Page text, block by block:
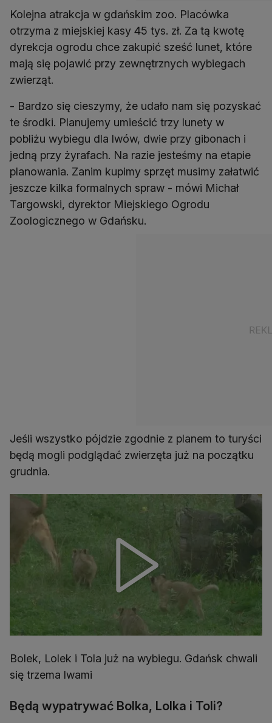
Kolejna atrakcja w gdańskim zoo. Placówka
otrzyma z miejskiej kasy 45 tys. zł. Za tą kwotę
dyrekcja ogrodu chce zakupić sześć lunet, które
mają się pojawić przy zewnętrznych wybiegach
zwierząt.
- Bardzo się cieszymy, że udało nam się pozyskać
te środki. Planujemy umieścić trzy lunety w
pobliżu wybiegu dla lwów, dwie przy gibonach i
jedną przy żyrafach. Na razie jesteśmy na etapie
planowania. Zanim kupimy sprzęt musimy załatwić
jeszcze kilka formalnych spraw - mówi Michał
Targowski, dyrektor Miejskiego Ogrodu
Zoologicznego w Gdańsku.
Jeśli wszystko pójdzie zgodnie z planem to turyści
będą mogli podglądać zwierzęta już na początku
grudnia.
Bolek, Lolek i Tola już na wybiegu. Gdańsk chwali
się trzema lwami
Będą wypatrywać Bolka, Lolka i Toli?